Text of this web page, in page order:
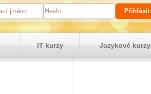
IT kurzy Jazykové kurzy